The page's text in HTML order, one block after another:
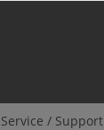
Service / Support